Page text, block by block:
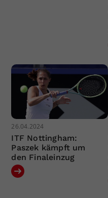
26.04.2024
ITF Nottingham:
Paszek kämpft um
den Finaleinzug